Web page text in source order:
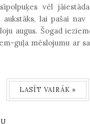
vēl
lai pašai
augus. Šogad
guļa mēslojumu ar
LASĪT VAIRĀK »